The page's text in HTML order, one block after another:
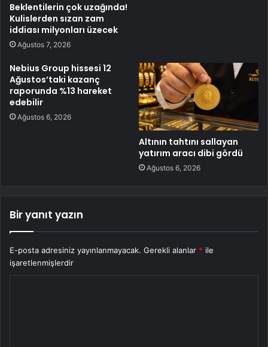
Beklentilerin çok uzağında!
Kulislerden sızan zam
iddiası milyonları üzecek
Ağustos 7, 2026
Nebius Group hissesi 12
Ağustos’taki kazanç
raporunda %13 hareket
edebilir
Ağustos 6, 2026
Altının tahtını sallayan
yatırım aracı dibi gördü
Ağustos 6, 2026
Bir yanıt yazın
E-posta adresiniz yayınlanmayacak. Gerekli alanlar * ile
işaretlenmişlerdir